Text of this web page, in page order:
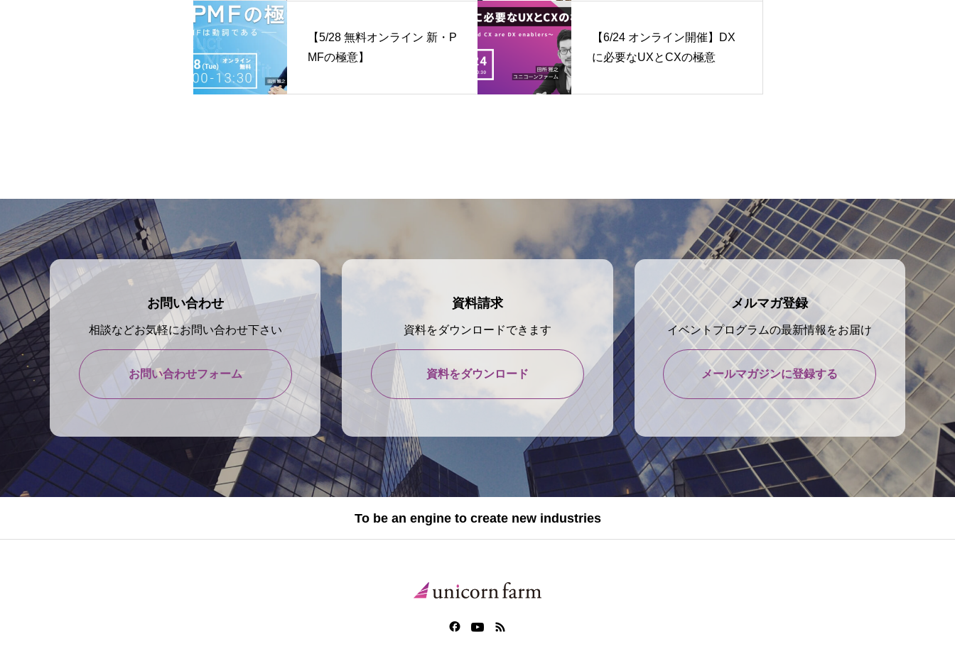
【5/28 無料オンライン 新・P
MFの極意】
【6/24 オンライン開催】DX
に必要なUXとCXの極意
お問い合わせ
相談などお気軽にお問い合わせ下さい
お問い合わせフォーム
資料請求
資料をダウンロードできます
資料をダウンロード
メルマガ登録
イベントプログラムの最新情報をお届け
メールマガジンに登録する
To be an engine to create new industries